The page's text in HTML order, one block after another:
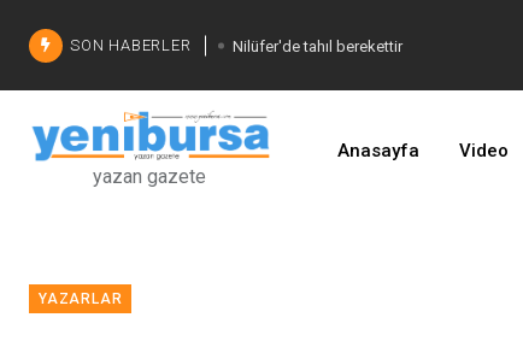
SON HABERLER Nilüfer'de tahıl berekettir
Şadi Özdemir'den çözüm
İşinizi geliştirin
yazan gazete
Anasayfa Video
YAZARLAR